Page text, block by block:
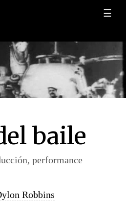
☰
baile
performance
Robbins